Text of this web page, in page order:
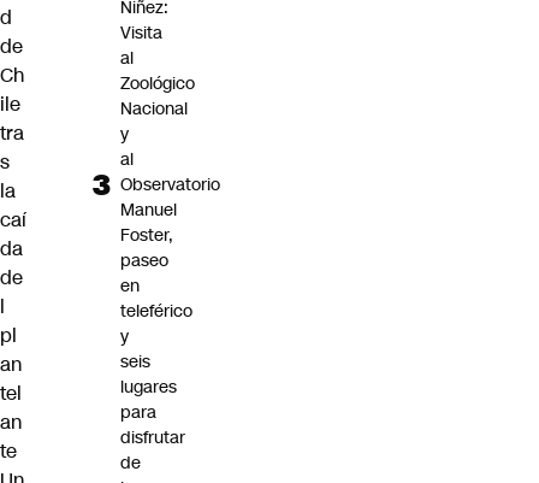
d
de
Ch
ile
tra
s
la
caí
da
de
l
pl
an
tel
an
te
Niñez:
Visita
al
Zoológico
Nacional
y
al
Observatorio
Manuel
Foster,
paseo
en
teleférico
y
seis
lugares
para
disfrutar
de